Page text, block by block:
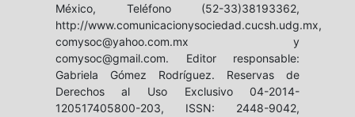
México, Teléfono (52-33)38193362,
http://www.comunicacionysociedad.cucsh.udg.mx,
comysoc@yahoo.com.mx y
comysoc@gmail.com. Editor responsable:
Gabriela Gómez Rodríguez. Reservas de
Derechos al Uso Exclusivo 04-2014-
120517405800-203, ISSN: 2448-9042,